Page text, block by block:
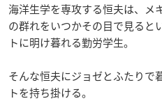
海洋生学を専攻する恒夫は、メ
の群れをいつかその目で見ると
トに明け暮れる勤労学生。
そんな恒夫にジョゼとふたりで
トを持ち掛ける。